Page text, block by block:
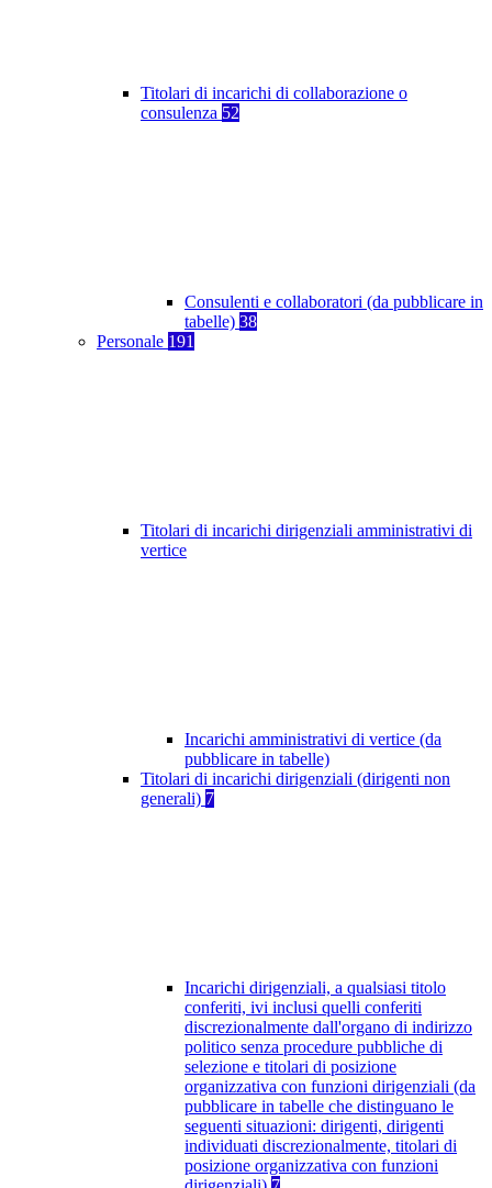
Titolari di incarichi di collaborazione o
consulenza 52
Consulenti e collaboratori (da pubblicare in
tabelle) 38
Personale 191
Titolari di incarichi dirigenziali amministrativi di
vertice
Incarichi amministrativi di vertice (da
pubblicare in tabelle)
Titolari di incarichi dirigenziali (dirigenti non
generali) 7
Incarichi dirigenziali, a qualsiasi titolo
conferiti, ivi inclusi quelli conferiti
discrezionalmente dall'organo di indirizzo
politico senza procedure pubbliche di
selezione e titolari di posizione
organizzativa con funzioni dirigenziali (da
pubblicare in tabelle che distinguano le
seguenti situazioni: dirigenti, dirigenti
individuati discrezionalmente, titolari di
posizione organizzativa con funzioni